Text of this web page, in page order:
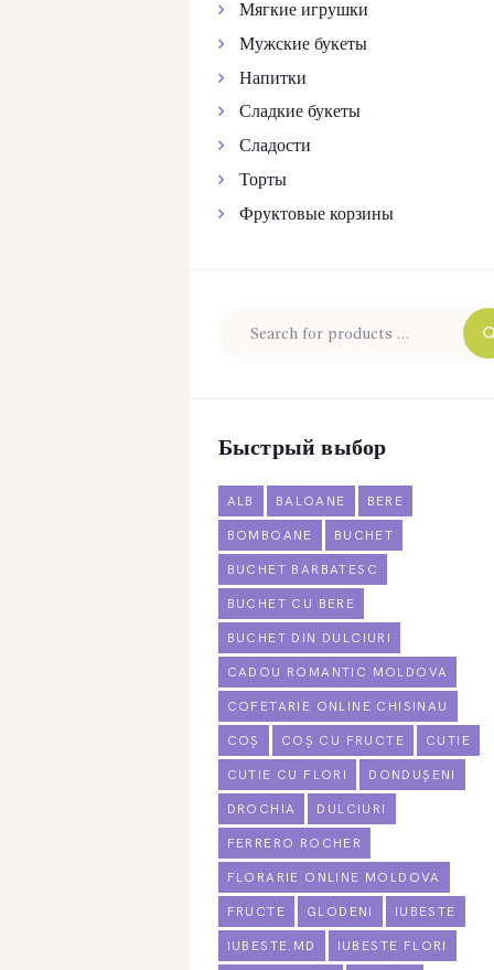
Мягкие игрушки
Мужские букеты
Напитки
Сладкие букеты
Сладости
Торты
Фруктовые корзины
Быстрый выбор
ALB BALOANE BERE
BOMBOANE BUCHET
BUCHET BARBATESC
BUCHET CU BERE
BUCHET DIN DULCIURI
CADOU ROMANTIC MOLDOVA
COFETARIE ONLINE CHISINAU
COȘ COȘ CU FRUCTE CUTIE
CUTIE CU FLORI DONDUȘENI
DROCHIA DULCIURI
FERRERO ROCHER
FLORARIE ONLINE MOLDOVA
FRUCTE GLODENI IUBESTE
IUBESTE.MD IUBESTE FLORI